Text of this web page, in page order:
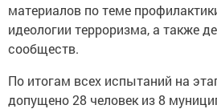
материалов по теме
идеологии терроризма, а также
сообществ.
По итогам всех испытаний на
допущено 28 человек из 8